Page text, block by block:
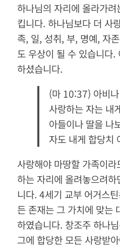
하나님의 자리에 올라가
킵니다. 하나님보다 더 사
족, 일, 성취, 부, 명예, 자
도 우상이 될 수 있습니다
하셨습니다.
(마 10:37) 아비
사랑하는 자는 내
아들이나 딸을 나
자도 내게 합당치
사랑해야 마땅할 가족이
하는 자리에 올려놓으려
니다. 4세기 교부 어거스
든 존재는 그 가치에 맞는
하였습니다. 창조주 하나
그에 합당한 모든 사랑받